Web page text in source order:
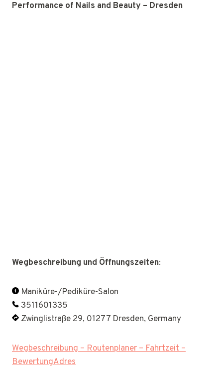
Performance of Nails and Beauty – Dresden
Wegbeschreibung und Öffnungszeiten:
Maniküre-/Pediküre-Salon
3511601335
Zwinglistraße 29, 01277 Dresden, Germany
Wegbeschreibung – Routenplaner – Fahrtzeit –
BewertungAdres